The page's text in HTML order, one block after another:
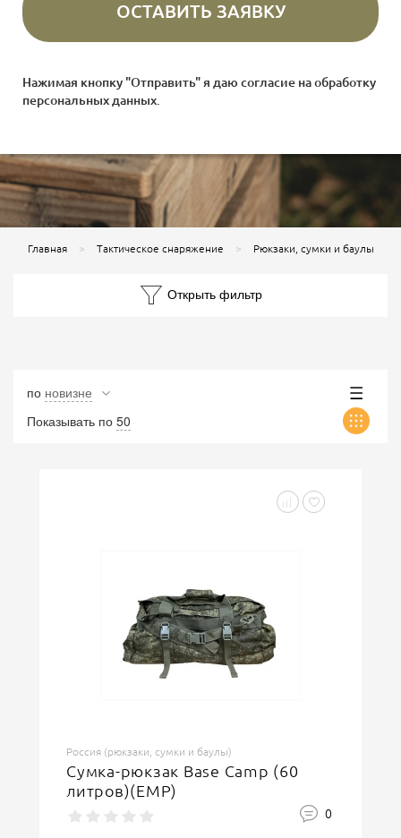
Нажимая кнопку "Отправить" я даю согласие наобработку
персональных данных
Главная Тактическое снаряжение Рюкзаки, сумки и баулы
Открыть фильтр
по новизне
Показывать по 50
Россия (рюкзаки, сумки и баулы)
Сумка-рюкзак Base Camp (60
литров)(ЕМР)
0